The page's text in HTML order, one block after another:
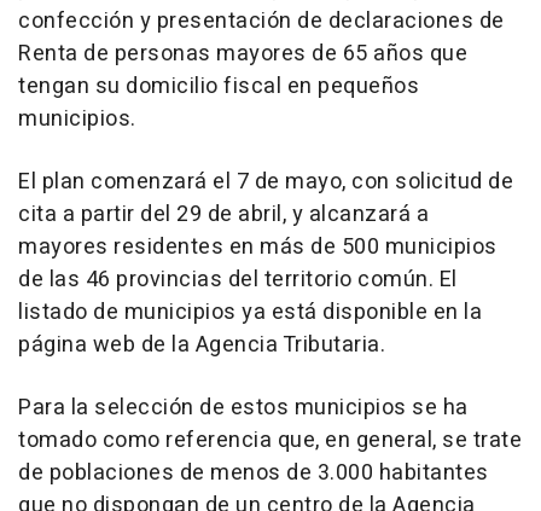
confección y presentación de declaraciones de
Renta de personas mayores de 65 años que
tengan su domicilio fiscal en pequeños
municipios.
El plan comenzará el 7 de mayo, con solicitud de
cita a partir del 29 de abril, y alcanzará a
mayores residentes en más de 500 municipios
de las 46 provincias del territorio común. El
listado de municipios ya está disponible en la
página web de la Agencia Tributaria.
Para la selección de estos municipios se ha
tomado como referencia que, en general, se trate
de poblaciones de menos de 3.000 habitantes